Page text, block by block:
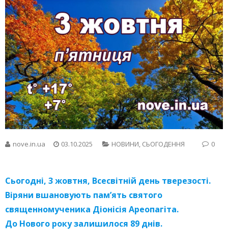
nove.in.ua 03.10.2025 НОВИНИ, СЬОГОДЕННЯ 0
Сьогодні, 3 жовтня, Всесвітній день тверезості.
Віряни вшановують пам’ять святого
священномученика Діонісія Ареопагіта.
До Нового року залишилося 89 днів.